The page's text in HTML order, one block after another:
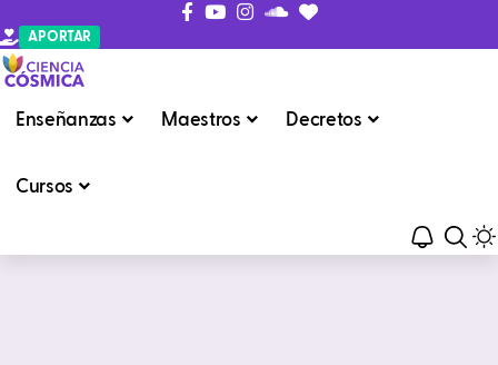
APORTAR
Enseñanzas Maestros Decretos
Cursos